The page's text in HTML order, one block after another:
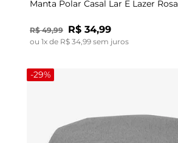
Manta Polar Casal Lar E Lazer Rosa
R$ 49,99 R$ 34,99
ou 1x de R$ 34 99 sem juros
-29%